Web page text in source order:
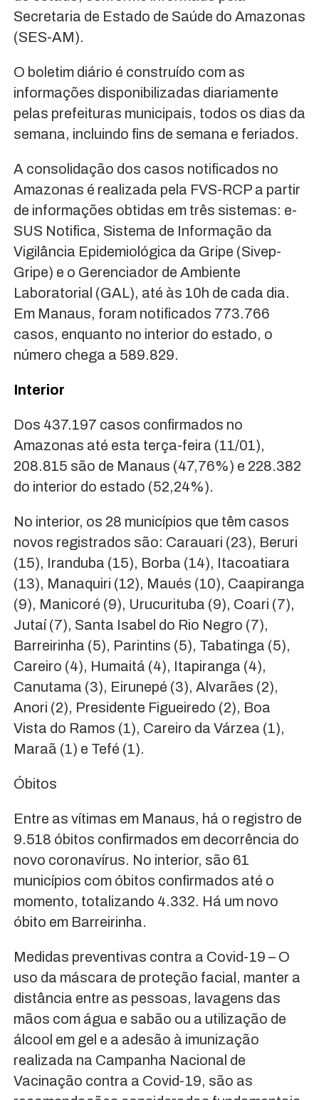
Secretaria de Estado de Saúde do Amazonas
(SES-AM).
O boletim diário é construído com as
informações disponibilizadas diariamente
pelas prefeituras municipais, todos os dias da
semana, incluindo fins de semana e feriados.
A consolidação dos casos notificados no
Amazonas é realizada pela FVS-RCP a partir
de informações obtidas em três sistemas: e-
SUS Notifica, Sistema de Informação da
Vigilância Epidemiológica da Gripe (Sivep-
Gripe) e o Gerenciador de Ambiente
Laboratorial (GAL), até às 10h de cada dia.
Em Manaus, foram notificados 773.766
casos, enquanto no interior do estado, o
número chega a 589.829.
Interior
Dos 437.197 casos confirmados no
Amazonas até esta terça-feira (11/01),
208.815 são de Manaus (47,76%) e 228.382
do interior do estado (52,24%).
No interior, os 28 municípios que têm casos
novos registrados são: Carauari (23), Beruri
(15), Iranduba (15), Borba (14), Itacoatiara
(13), Manaquiri (12), Maués (10), Caapiranga
(9), Manicoré (9), Urucurituba (9), Coari (7),
Jutaí (7), Santa Isabel do Rio Negro (7),
Barreirinha (5), Parintins (5), Tabatinga (5),
Careiro (4), Humaitá (4), Itapiranga (4),
Canutama (3), Eirunepé (3), Alvarães (2),
Anori (2), Presidente Figueiredo (2), Boa
Vista do Ramos (1), Careiro da Várzea (1),
Maraã (1) e Tefé (1).
Óbitos
Entre as vítimas em Manaus, há o registro de
9.518 óbitos confirmados em decorrência do
novo coronavírus. No interior, são 61
municípios com óbitos confirmados até o
momento, totalizando 4.332. Há um novo
óbito em Barreirinha.
Medidas preventivas contra a Covid-19 – O
uso da máscara de proteção facial, manter a
distância entre as pessoas, lavagens das
mãos com água e sabão ou a utilização de
álcool em gel e a adesão à imunização
realizada na Campanha Nacional de
Vacinação contra a Covid-19, são as